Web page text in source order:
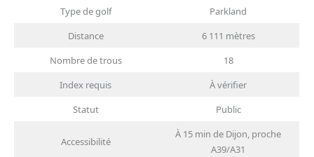
Type de golf
Parkland
Distance
6 111 mètres
Nombre de trous
18
Index requis
À vérifier
Statut
Public
Accessibilité
À 15 min de Dijon, proche
A39/A31